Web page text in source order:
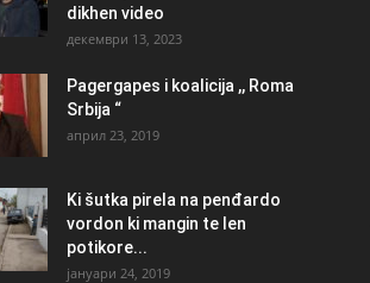
dikhen video
декември 13, 2023
Pagergapes i koalicija ,, Roma
Srbija “
април 23, 2019
Ki šutka pirela na penđardo
vordon ki mangin te len
potikore...
јануари 24, 2019